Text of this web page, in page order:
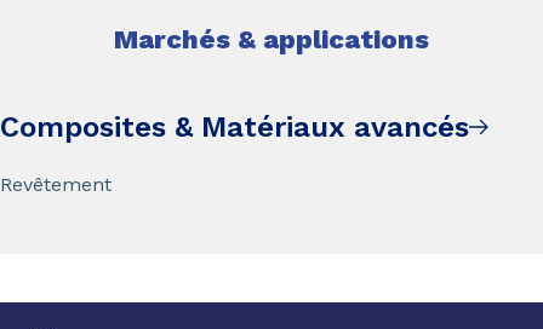
Marchés & applications
Composites & Matériaux avancés
Revêtement